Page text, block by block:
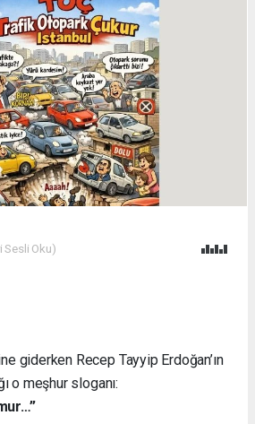
Sesli Oku)
giderken Recep Tayyip Erdoğan’ın
o meşhur sloganı: